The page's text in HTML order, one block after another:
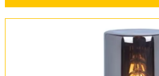
Все о товаре
Комплект лампочек